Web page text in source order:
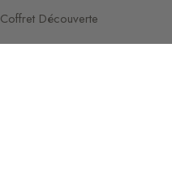
Coffret Découverte